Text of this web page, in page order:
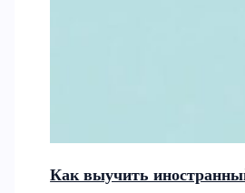
Как выучить